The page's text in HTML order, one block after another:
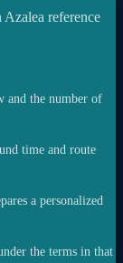
reference
and the number of
time and route
a personalized
the terms in that